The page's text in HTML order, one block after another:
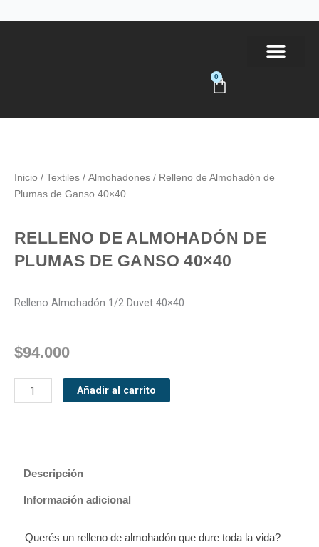
al
0
Carrito
Inicio / Textiles / Almohadones / Relleno de Almohadón de
Plumas de Ganso 40×40
RELLENO DE ALMOHADÓN DE
PLUMAS DE GANSO 40×40
Relleno Almohadón 1/2 Duvet 40×40
$94.000
Relleno
de
de
40x40
Añadir al carrito
Descripción
Información adicional
Querés un relleno de almohadón que dure toda la vida?